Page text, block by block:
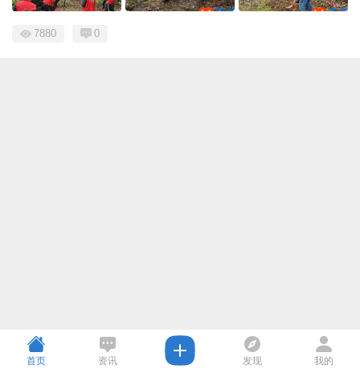
7880 0
首页 资讯 发现 我的